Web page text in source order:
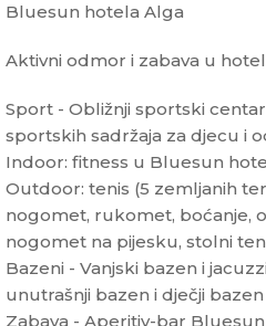
Bluesun hotela Alga
Aktivni odmor i zabava u
Sport - Obližnji sportski
sportskih sadržaja za djecu i
Indoor: fitness u Bluesun
Outdoor: tenis (5 zemljanih
nogomet, rukomet, boćanje,
nogomet na pijesku, stolni
Bazeni - Vanjski bazen i
unutrašnji bazen i dječji
Zabava - Aperitiv-bar